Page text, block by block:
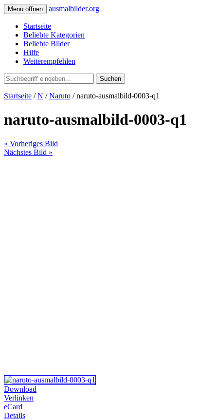
Menü öffnen ausmalbilder.org
Startseite
Beliebte Kategorien
Beliebte Bilder
Hilfe
Weiterempfehlen
Suchen
Startseite /N /Naruto / naruto-ausmalbild-0003-q1
naruto-ausmalbild-0003-q1
« Vorheriges Bild
Nächstes Bild »
Download
Verlinken
eCard
Details